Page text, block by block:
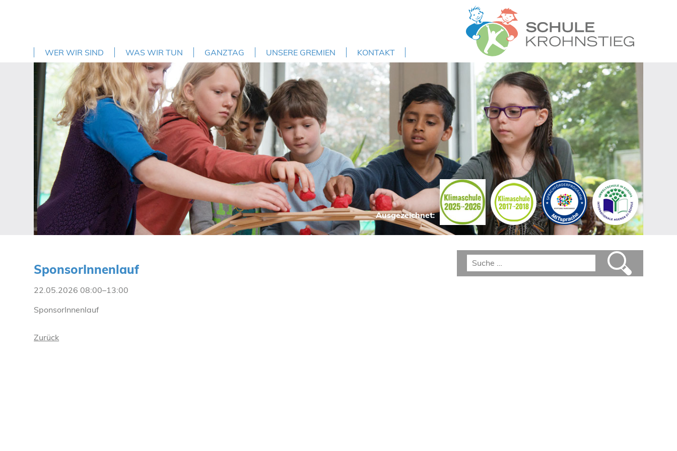
WER WIR SIND WAS WIR TUN GANZTAG UNSERE GREMIEN KONTAKT
Ausgezeichnet:
SponsorInnenlauf
22.05.2026 08:00–13:00
SponsorInnenlauf
Zurück
Startseite
Wer wir sind
Was wir tun
Ganztag
Unsere
Kontakt
Termine
Suche